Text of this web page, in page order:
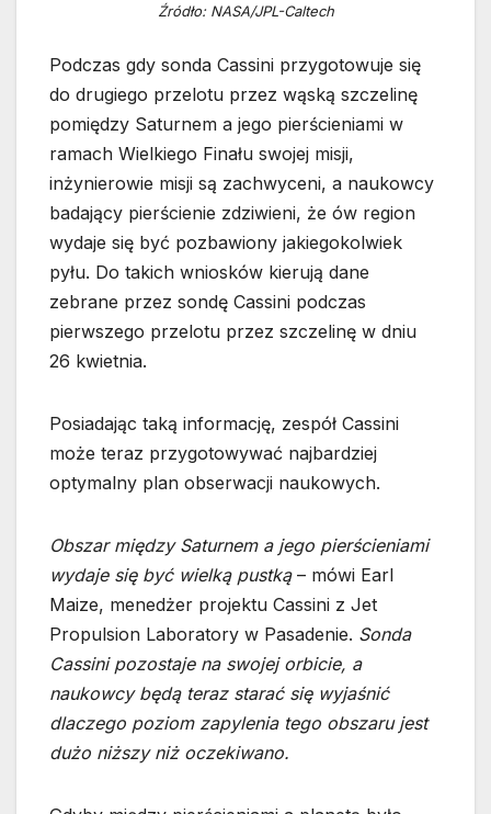
Źródło: NASA/JPL-Caltech
Podczas gdy sonda Cassini przygotowuje się
do drugiego przelotu przez wąską szczelinę
pomiędzy Saturnem a jego pierścieniami w
ramach Wielkiego Finału swojej misji,
inżynierowie misji są zachwyceni, a naukowcy
badający pierścienie zdziwieni, że ów region
wydaje się być pozbawiony jakiegokolwiek
pyłu. Do takich wniosków kierują dane
zebrane przez sondę Cassini podczas
pierwszego przelotu przez szczelinę w dniu
26 kwietnia.
Posiadając taką informację, zespół Cassini
może teraz przygotowywać najbardziej
optymalny plan obserwacji naukowych.
Obszar między Saturnem a jego pierścieniami
wydaje się być wielką pustką – mówi Earl
Maize, menedżer projektu Cassini z Jet
Propulsion Laboratory w Pasadenie. Sonda
Cassini pozostaje na swojej orbicie, a
naukowcy będą teraz starać się wyjaśnić
dlaczego poziom zapylenia tego obszaru jest
dużo niższy niż oczekiwano.